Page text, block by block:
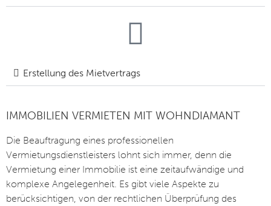
Erstellung des Mietvertrags
IMMOBILIEN VERMIETEN MIT WOHNDIAMANT
Die Beauftragung eines professionellen
Vermietungsdienstleisters lohnt sich immer, denn die
Vermietung einer Immobilie ist eine zeitaufwändige und
komplexe Angelegenheit. Es gibt viele Aspekte zu
berücksichtigen, von der rechtlichen Überprüfung des